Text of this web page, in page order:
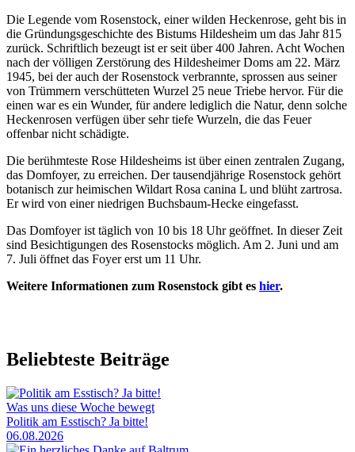
Die Legende vom Rosenstock, einer wilden Heckenrose, geht bis in
die Gründungsgeschichte des Bistums Hildesheim um das Jahr 815
zurück. Schriftlich bezeugt ist er seit über 400 Jahren. Acht Wochen
nach der völligen Zerstörung des Hildesheimer Doms am 22. März
1945, bei der auch der Rosenstock verbrannte, sprossen aus seiner
von Trümmern verschütteten Wurzel 25 neue Triebe hervor. Für die
einen war es ein Wunder, für andere lediglich die Natur, denn solche
Heckenrosen verfügen über sehr tiefe Wurzeln, die das Feuer
offenbar nicht schädigte.
Die berühmteste Rose Hildesheims ist über einen zentralen Zugang,
das Domfoyer, zu erreichen. Der tausendjährige Rosenstock gehört
botanisch zur heimischen Wildart Rosa canina L und blüht zartrosa.
Er wird von einer niedrigen Buchsbaum-Hecke eingefasst.
Das Domfoyer ist täglich von 10 bis 18 Uhr geöffnet. In dieser Zeit
sind Besichtigungen des Rosenstocks möglich. Am 2. Juni und am
7. Juli öffnet das Foyer erst um 11 Uhr.
Weitere Informationen zum Rosenstock gibt es hier.
Beliebteste Beiträge
Was uns diese Woche bewegt
Politik am Esstisch? Ja bitte!
06.08.2026